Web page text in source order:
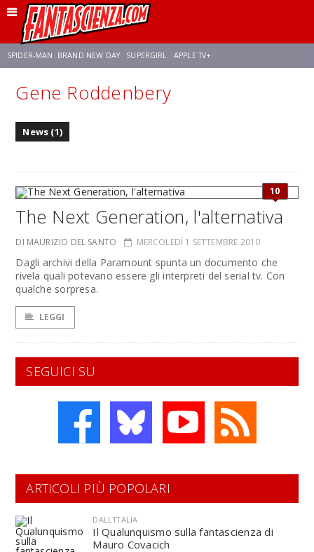
SPIDER-MAN: BRAND NEW DAY SUPERGIRL APPLE TV+
FRANCO RICCIARDIELLO ZENDAYA STAR TREK
Gene Roddenbery
News (1)
10
The Next Generation, l'alternativa
DI MAURIZIO DEL SANTO MERCOLEDÌ 1 SETTEMBRE 2010
Dagli archivi della Paramount spunta un documento che
rivela quali potevano essere gli interpreti del serial tv. Con
qualche sorpresa.
LEGGI
SEGUICI SU
ARTICOLI PIÙ POPOLARI
DALL'ITALIA
Il Qualunquismo sulla fantascienza di
Mauro Covacich